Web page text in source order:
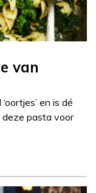
van
en is dé
deze pasta voor